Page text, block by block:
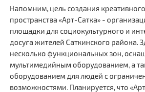
Напомним, цель создания
пространства «Арт-Сатка» -
площадки для социокультурного и
досуга жителей Саткинского района.
несколько функциональных зон,
мультимедийным оборудованием, а
оборудованием для людей с
возможностями. Планируется, что